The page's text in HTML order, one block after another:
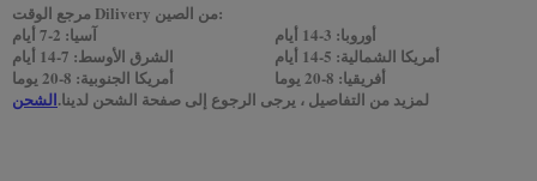
مرجع الوقت Dilivery من الصين:
آسيا: 2-7 أيام
أوروبا: 3-14 أيام
الشرق الأوسط: 7-14 أيام
أمريكا الشمالية: 5-14 أيام
أمريكا الجنوبية: 8-20 يوما
أفريقيا: 8-20 يوما
لمزيد من التفاصيل ، يرجى الرجوع إلى صفحة الشحن لدينا.الشحن